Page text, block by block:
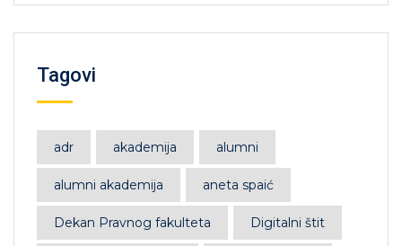
Tagovi
adr akademija alumni
alumni akademija aneta spaić
Dekan Pravnog fakulteta Digitalni štit